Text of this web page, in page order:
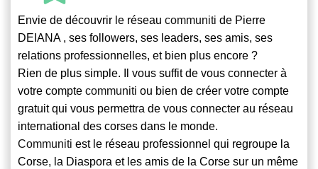
Envie de découvrir le réseau communiti de Pierre
DEIANA , ses followers, ses leaders, ses amis, ses
relations professionnelles, et bien plus encore ?
Rien de plus simple. Il vous suffit de vous connecter à
votre compte communiti ou bien de créer votre compte
gratuit qui vous permettra de vous connecter au réseau
international des corses dans le monde.
Communiti est le réseau professionnel qui regroupe la
Corse, la Diaspora et les amis de la Corse sur un même